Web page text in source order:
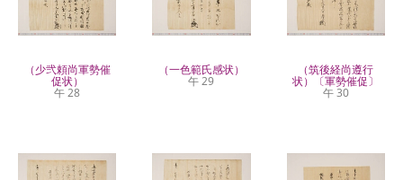
（少弐頼尚軍勢催
促状）
午 28
（一色範氏感状）
午 29
（筑後経尚遵行
状）〔軍勢催促〕
午 30